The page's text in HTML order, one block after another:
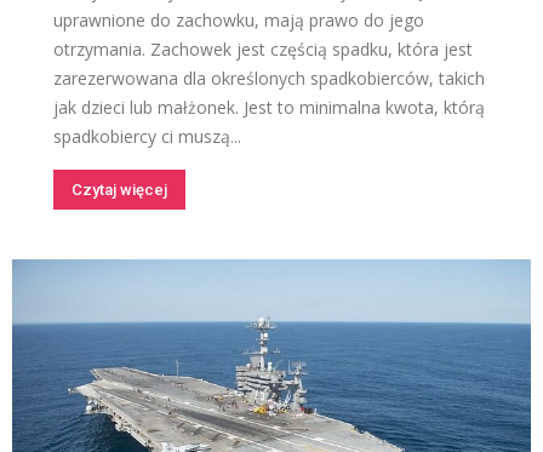
uprawnione do zachowku, mają prawo do jego
otrzymania. Zachowek jest częścią spadku, która jest
zarezerwowana dla określonych spadkobierców, takich
jak dzieci lub małżonek. Jest to minimalna kwota, którą
spadkobiercy ci muszą...
Czytaj więcej